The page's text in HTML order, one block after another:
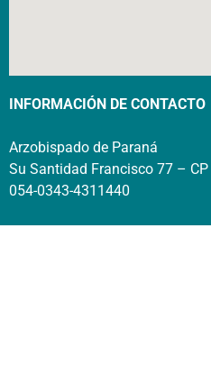
INFORMACIÓN DE CONTACTO
Arzobispado de Paraná
Su Santidad Francisco 77 –
054-0343-4311440